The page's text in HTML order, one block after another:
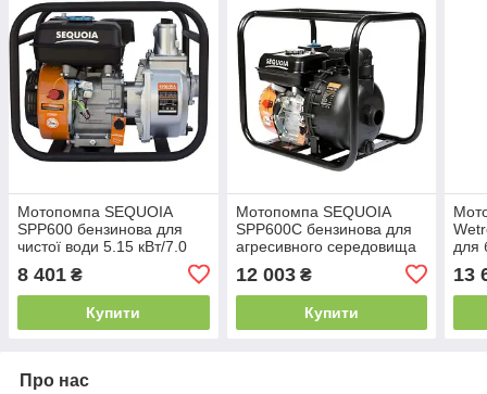
Мотопомпа SEQUOIA
SPP600 бензинова для
чистої води 5.15 кВт/7.0
8 401 ₴
Купити
Мотопомпа SEQUOIA
SPP600C бензинова для
агресивного середовища
12 003₴
Купити
для
13
Про нас